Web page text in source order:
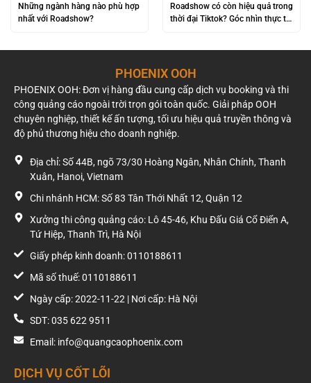
Những ngành hàng nào phù hợp
nhất với Roadshow?
Roadshow có còn hiệu quả trong
thời đại Tiktok? Góc nhìn thực tế
PHOENIX OOH
PHOENIX OOH: Đơn vị hàng đầu cung cấp dịch vụ booking và thi
công quảng cáo ngoài trời trọn gói toàn quốc. Giải pháp OOH
chuyên nghiệp, thiết kế ấn tượng, tối ưu hiệu quả truyền thông và
độ phủ thương hiệu cho doanh nghiệp.
Địa chỉ: Số 44B, ngõ 73/30 Hoàng Ngân, Nhân Chính, Thanh
Xuân, Hanoi, Vietnam
Chi nhánh HCM: Số 83 Tân Thới Nhất 12, Quận 12
Xưởng thi công quảng cáo: Lô 45-46, Khu Đấu Giá Cổ Điển A,
Tứ Hiệp, Thanh Trì, Hà Nội
Giấy phép kinh doanh: 0110188611
Mã số thuế: 0110188611
Ngày cấp: 2022-11-22 | Nơi cấp: Hà Nội
SDT: 035 622 9511
Email: info@quangcaophoenix.com
DỊCH VỤ CỐT LÕI